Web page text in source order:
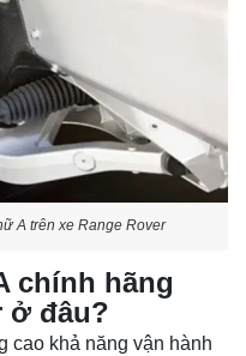
A trên xe Range Rover
chính hãng
ở đâu?
cao khả năng vận hành